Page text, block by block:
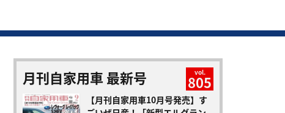
月刊自家用車 最新号 vol.
805
【月刊自家用車10月号発売】す